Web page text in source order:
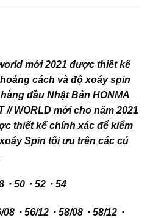
mới 2021 được thiết kế
cách và độ xoáy spin
đầu Nhật Bản HONMA
// WORLD mới cho năm 2021
thiết kế chính xác để kiểm
Spin tối ưu trên các cú
・50・52・54
・58/08・58/12・